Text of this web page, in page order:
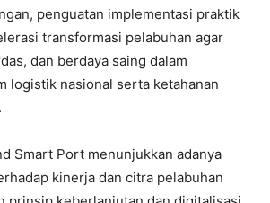
penguatan implementasi praktik
transformasi pelabuhan agar
dan berdaya saing dalam
logistik nasional serta ketahanan
Smart Port menunjukkan adanya
kinerja dan citra pelabuhan